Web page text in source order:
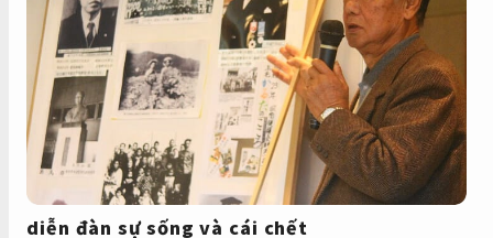
diễn đàn sự sống và cái chết